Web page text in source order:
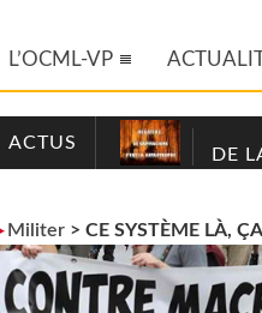
L’OCML-VP
ACTUS
DE
Militer> CE SYSTÈME LÀ,